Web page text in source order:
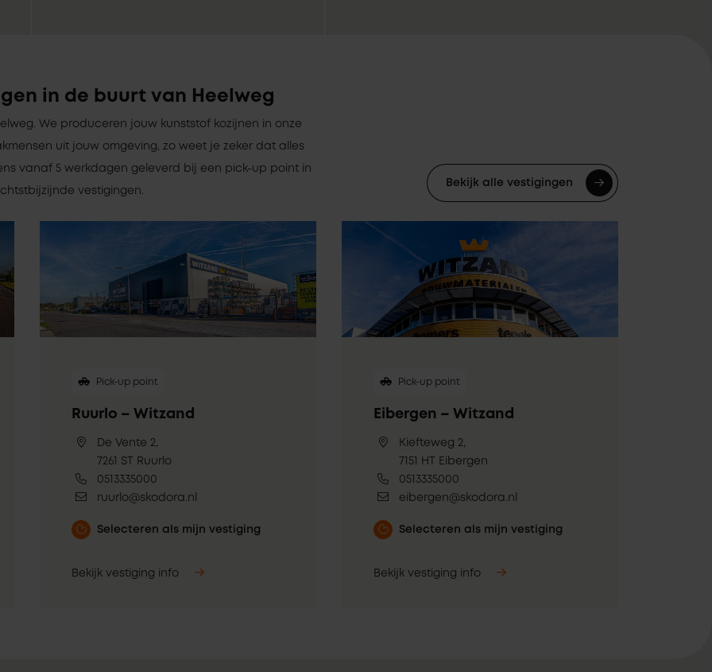
in de buurt van Heelweg
We produceren jouw kunststof kozijnen in onze
uit jouw omgeving, zo weet je zeker dat alles
vanaf 5 werkdagen geleverd bij een pick-up point in
vestigingen.
Bekijk alle vestigingen
Pick-up point
Ruurlo – Witzand
De Vente 2,
7261 ST Ruurlo
0513335000
ruurlo@skodora.nl
Selecteren als mijn vestiging
Bekijk vestiging info
Pick-up point
Eibergen – Witzand
Kiefteweg 2,
7151 HT Eibergen
0513335000
eibergen@skodora.nl
Selecteren als mijn vestiging
Bekijk vestiging info